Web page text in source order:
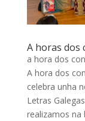
A horas dos
a hora dos
A hora dos
celebra unha
Letras
realizamos na